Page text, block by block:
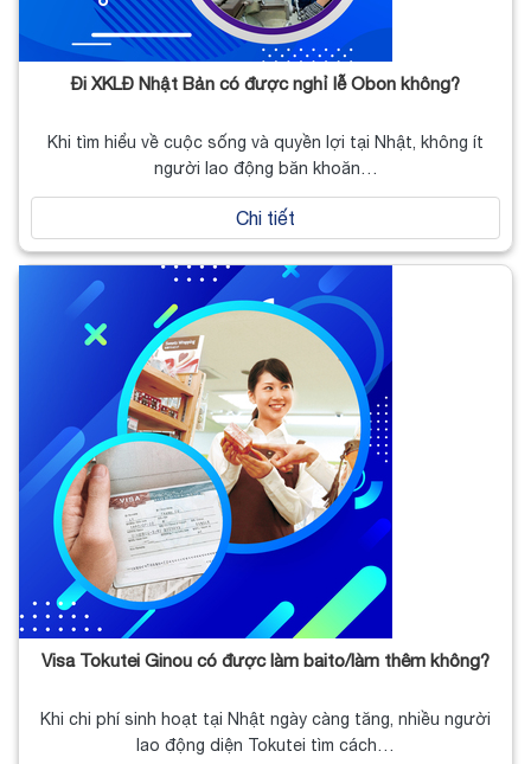
Đi XKLĐ Nhật Bản có được nghỉ lễ Obon không?
Khi tìm hiểu về cuộc sống và quyền lợi tại Nhật, không ít
người lao động băn khoăn…
Chi tiết
Visa Tokutei Ginou có được làm baito/làm thêm không?
Khi chi phí sinh hoạt tại Nhật ngày càng tăng, nhiều người
lao động diện Tokutei tìm cách…